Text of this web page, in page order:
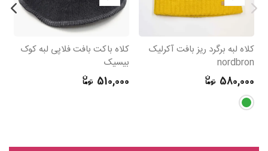
کلاه لبه برگرد ریز بافت آکرلیک
nordbron
580,000
کلاه باکت بافت فلاپی لبه کوک
بیسیک
510,000